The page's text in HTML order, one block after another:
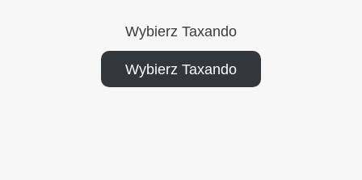
Wybierz Taxando
Wybierz Taxando